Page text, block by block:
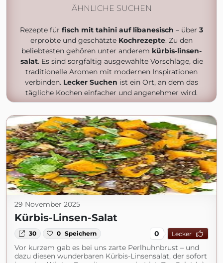
ÄHNLICHE SUCHEN
Rezepte für fisch mit tahini auf libanesisch – über 3
erprobte und geschätzte Kochrezepte. Zu den
beliebtesten gehören unter anderem kürbis-linsen-
salat. Es sind sorgfältig ausgewählte Vorschläge, die
traditionelle Aromen mit modernen Inspirationen
verbinden. Lecker Suchen ist ein Ort, an dem das
tägliche Kochen einfacher und angenehmer wird.
29 November 2025
Kürbis-Linsen-Salat
30 0 Speichern 0 Lecker
Vor kurzem gab es bei uns zarte Perlhuhnbrust – und
dazu diesen wunderbaren Kürbis-Linsensalat, der sofort